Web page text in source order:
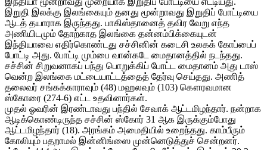
இறுதி இலக்கு இலங்கையும் தனது மூன்றாவது இறுதிப் போட்டியை
ஆடத் தயாராக இருந்தது. பாகிஸ்தானைத் தவிர வேறு எந்த
அணியிடமும் தோற்காத இலங்கை தன்னம்பிக்கையுடன்
இந்தியாவை எதிர்கொண்டது சச்சினின் கடைசி உலகக் கோப்பைப்
போட்டி அது. போட்டி மும்பை வான்கடே மைதானத்தில் நடந்தது.
சச்சின் சிறுவனாகப் பந்து பொறுக்கிப் போட்ட மைதானம் அது டாஸ்
வென்ற இலங்கை மட்டையாட்டத்தைத் தேர்வு செய்தது. அணித்
தலைவர் சங்கக்காராவும் (48) மஹலவும் (103) கௌரவமான
ஸ்கோரை (274-6) எட்ட உதவினார்கள்.
முதல் ஓவரின் இரண்டாவது பந்தில் சேவாக் ஆட்டமிழந்தார். நன்றாக
ஆடிக்கொண்டிருந்த சச்சின் ஸ்கோர் 31 ஆக இருக்கும்போது
ஆட்டமிழந்தார் (18). அரங்கம் அமைதியில் உறைந்தது. காம்பீரும்
கோலியும் பதறாமல் இன்னிங்ஸை முன்னெடுத்துச் சென்றனர்.